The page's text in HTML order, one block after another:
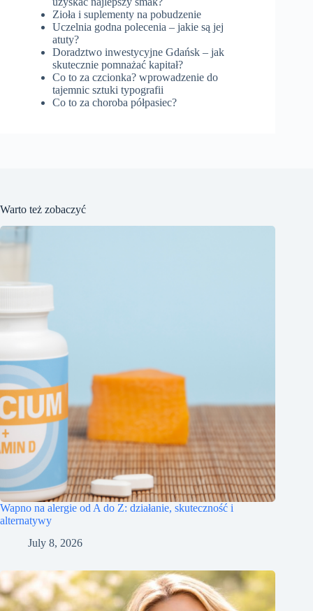
Zioła i suplementy na pobudzenie
Uczelnia godna polecenia – jakie są jej
atuty?
Doradztwo inwestycyjne Gdańsk – jak
skutecznie pomnażać kapitał?
Co to za czcionka? wprowadzenie do
tajemnic sztuki typografii
Co to za choroba półpasiec?
Warto też zobaczyć
Wapno na alergie od A do Z: działanie, skuteczność i
alternatywy
July 8, 2026